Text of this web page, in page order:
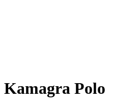
Kamagra Polo